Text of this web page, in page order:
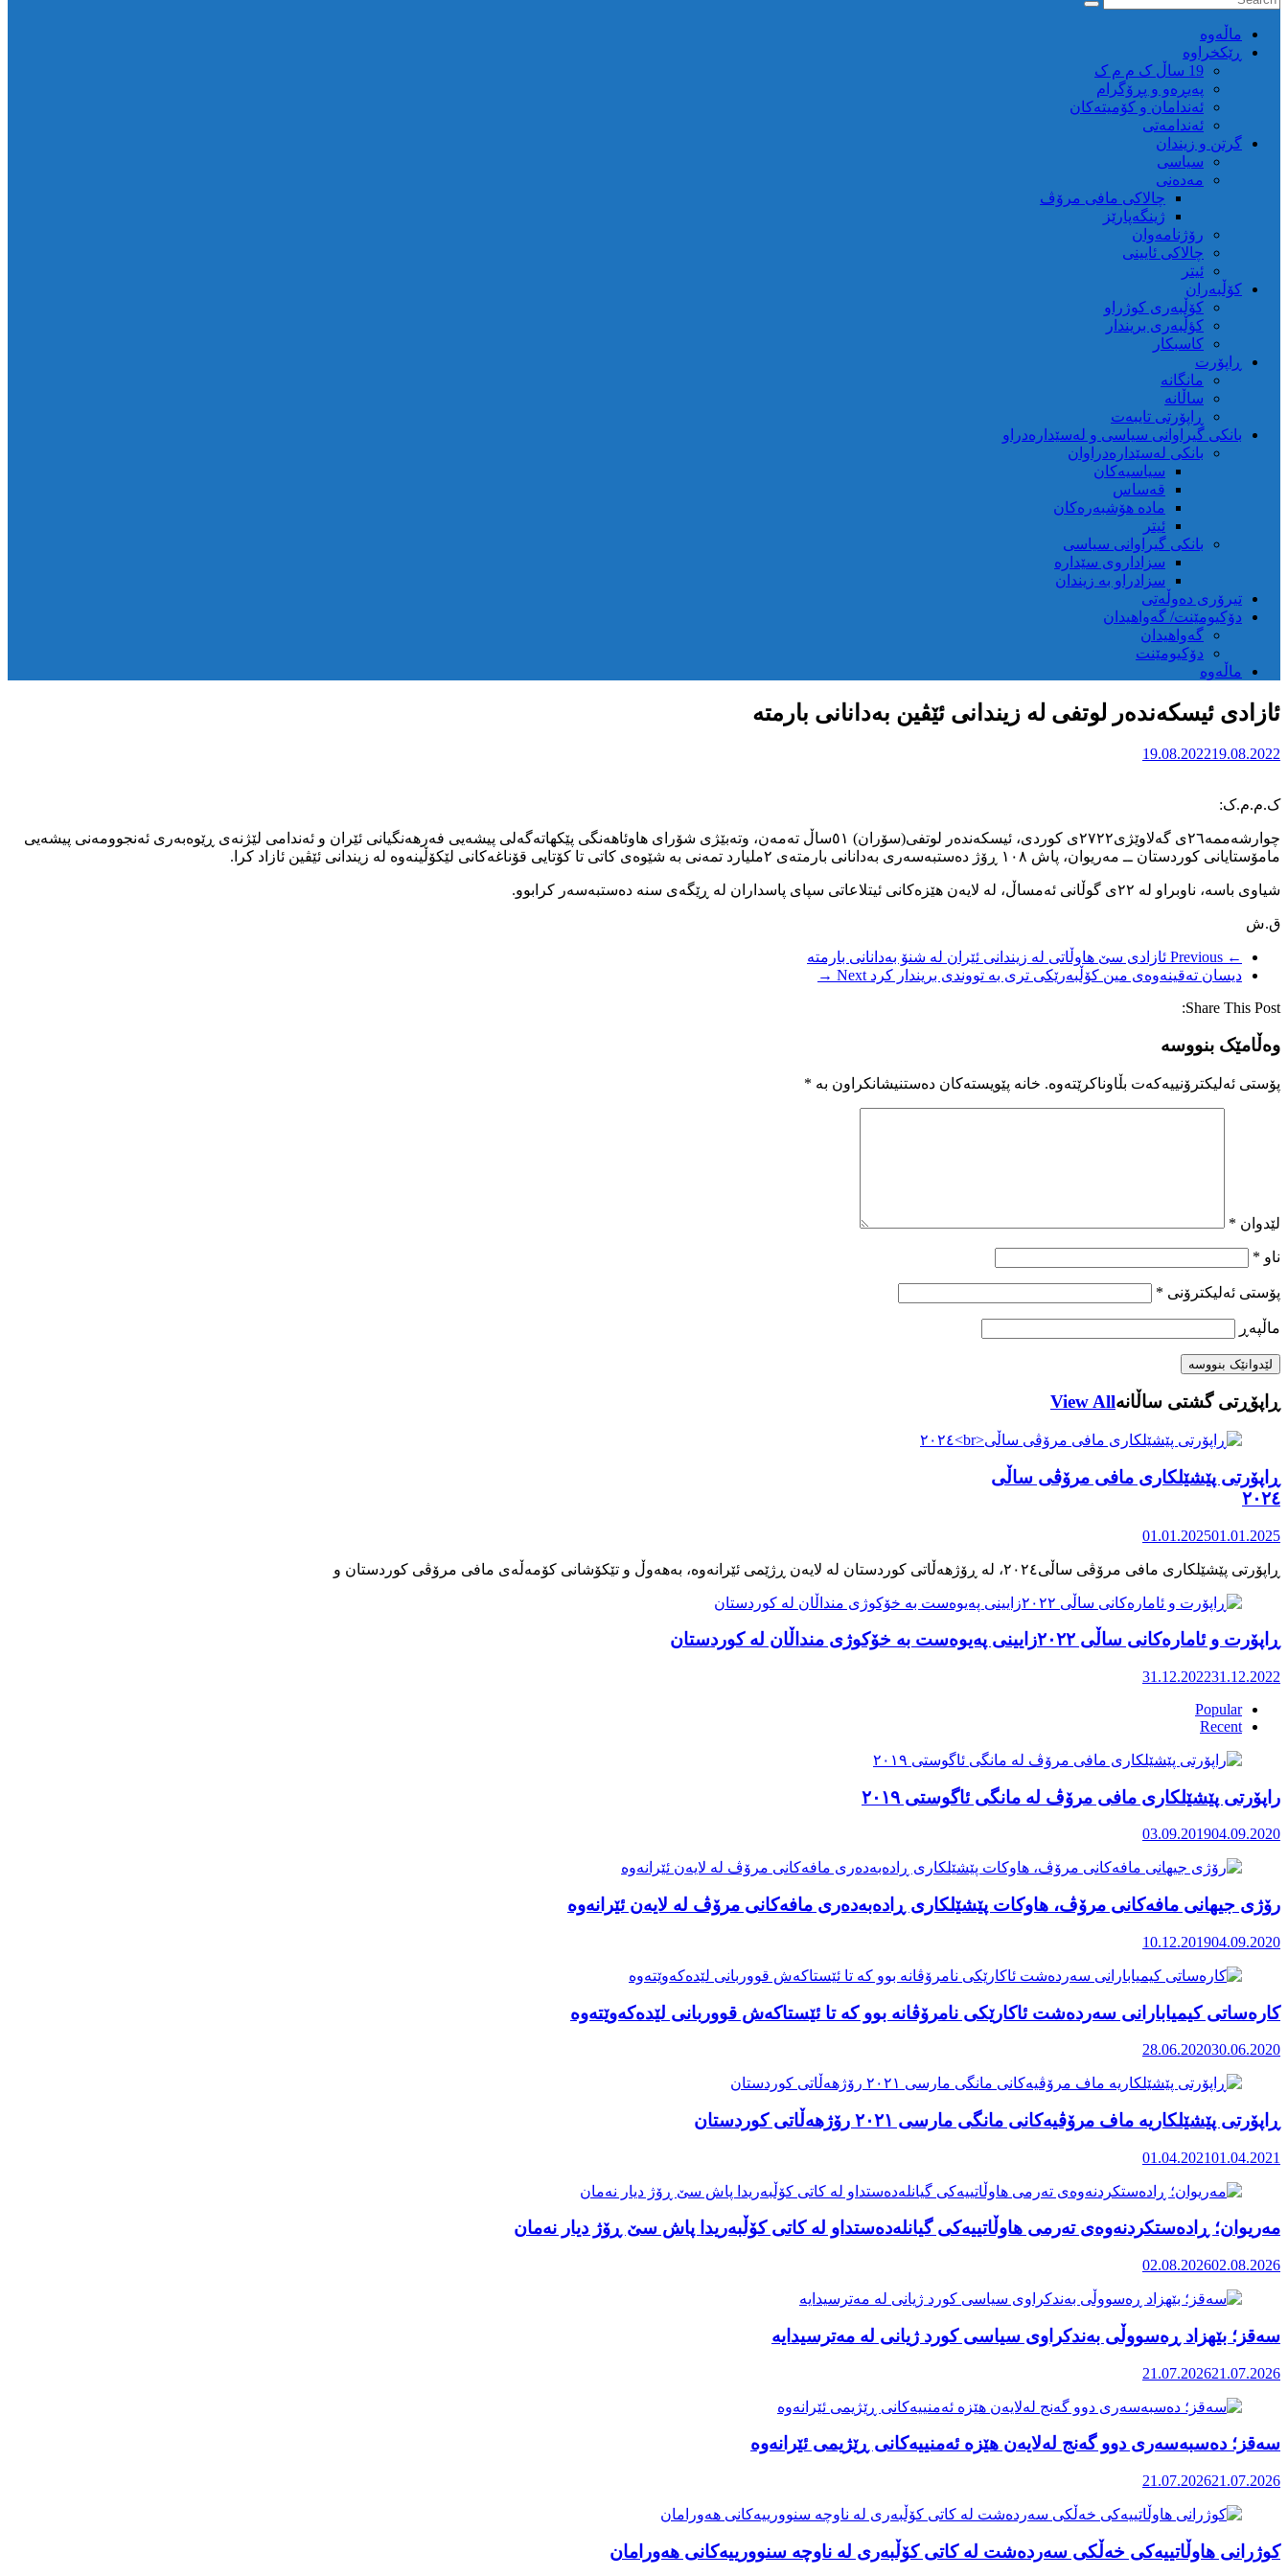
ماڵه‌وه‌
ڕێکخراوە
19 ساڵ ک م م ک
پەیڕەو و پڕۆگرام
ئەندامان و کۆمیتەکان
ئەندامەتی
گرتن و زیندان
سیاسی
مەدەنی
چالاکی مافی مرۆڤ
ژینگەپارێز
رۆژنامەوان
چالاکی ئایینی
ئیتر
کۆڵبەران
کۆڵبەری کوژراو
کؤڵبەری بریندار
کاسبکار
ڕاپۆرت
مانگانە
ساڵانە
ڕاپۆرتی تایبەت
بانکی گیراوانی سیاسی و لەسێدارەدراو
بانکی لەسێدارەدراوان
سیاسیەکان
قەساس
مادە هۆشبەرەکان
ئیتر
بانکی گیراوانی سیاسی
سزاداروی سێدارە
سزادراو بە زیندان
تیرۆری دەوڵەتی
دۆکیومێنت/ گەواهیدان
گەواهیدان
دۆکیومێنت
ماڵەوە
ئازادی ئیسکەندەر لوتفی لە زیندانی ئێڤین بەدانانی بارمتە
19.08.202219.08.2022
ک.م.م.ک:
چوارشەممە٢٦ی گەلاوێژی٢٧٢٢ی کوردی، ئیسکەندەر لوتفی(سۆران) ٥١ساڵ تەمەن، وتەبێژی شۆرای هاوئاهەنگی پێکهاتەگەلی پیشەیی فەرهەنگیانی ئێران و ئەندامی لێژنەی ڕێوەبەری ئەنجوومەنی پیشەیی
مامۆستایانی کوردستان ــ مەریوان، پاش ١٠٨ ڕۆژ دەستبەسەری بەدانانی بارمتەی ٢ملیارد تمەنی بە شێوەی کاتی تا کۆتایی قۆناغەکانی لێکۆڵینەوە لە زیندانی ئێڤین ئازاد کرا.
شیاوی باسە، ناوبراو لە ٢٢ی گوڵانی ئەمساڵ، لە لایەن هێزەکانی ئیتلاعاتی سپای پاسداران لە ڕێگەی سنە دەستبەسەر کرابوو.
ق.ش
← Previous
ئازادی سێ هاوڵاتی لە زیندانی ئێران لە شنۆ بەدانانی بارمتە
دیسان تەقینەوەی مین کۆڵبەرێکی تری بە تووندی بریندار کرد Next →
Share This Post:
وەڵامێک بنووسە
پۆستی ئەلیکترۆنییەکەت بڵاوناکرێتەوە. خانە پێویستەکان دەستنیشانکراون بە *
لێدوان *
ناو *
پۆستی ئەلیکترۆنی *
ماڵپه‌ڕ
ڕاپۆڕتی گشتی ساڵانهView All
ڕاپۆرتی پێشێلکاری مافی مرۆڤی ساڵی
٢٠٢٤
01.01.202501.01.2025
ڕاپۆرت و ئامارەکانی ساڵی ٢٠٢٢زایینی پەیوەست بە خۆکوژی منداڵان لە کوردستان
31.12.202231.12.2022
Popular
Recent
راپۆرتی پێشێلكاری مافی مرۆڤ له‌ مانگی ئاگوستی ٢٠١٩
03.09.201904.09.2020
رۆژی جیهانی مافەکانی مرۆڤ، هاوکات پێشێلکاری ڕادەبەدەری مافەکانی مرۆڤ لە لایەن ئێرانەوە
10.12.201904.09.2020
کارەساتی کیمیابارانی سەردەشت ئاکارێکی نامرۆڤانە بوو کە تا ئێستاکەش قووربانی لێدەکەوێتەوە
28.06.202030.06.2020
ڕاپۆرتی پێشێلکاریە ماف مرۆڤیەکانی مانگی مارسی ٢٠٢١ رۆژهەڵاتی کوردستان
01.04.202101.04.2021
مەریوان؛ ڕادەستکردنەوەی تەرمی هاوڵاتییەکی گیانلەدەستداو لە کاتی کۆڵبەریدا پاش سێ ڕۆژ دیار نەمان
02.08.202602.08.2026
سەقز؛ بێهزاد ڕەسووڵی بەندکراوی سیاسی کورد ژیانی لە مەترسیدایە
21.07.202621.07.2026
سەقز؛ دەسبەسەری دوو گەنج لەلایەن هێزە ئەمنییەکانی ڕێژیمی ئێرانەوە
21.07.202621.07.2026
کوژرانی هاوڵاتییەکی خەڵکی سەردەشت لە کاتی کۆڵبەری لە ناوچە سنوورییەکانی هەورامان